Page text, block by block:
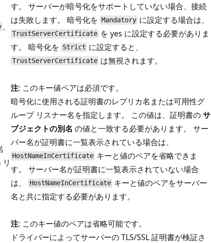
、
す。 サーバーが暗号化をサポートしていない場合、接続
は失敗します。 暗号化を Mandatory に設定する場合は、
TrustServerCertificate を yes に設定する必要がありま
す。 暗号化を Strict に設定すると、
TrustServerCertificate は無視されます。
注: このキー値ペアは必須です。
暗号化に使用される証明書のレプリカ名または可用性グ
ループ リスナー名を指定します。 この値は、証明書のサ
ブジェクトの別名 の値と一致する必要があります。 サー
バー名が証明書に一覧表示されている場合は、
HostNameInCertificate キーと値のペアを省略できま
す。 サーバー名が証明書に一覧表示されていない場合
は、
HostNameInCertificate キーと値のペアをサーバー
名と共に指定する必要があります。
注: このキー値のペアは省略可能です。
ドライバーによってサーバーの TLS/SSL 証明書が検証さ